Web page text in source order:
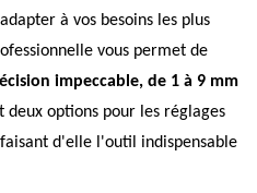
à vos besoins les plus
vous permet de
impeccable, de 1 à 9 mm
deux options pour les réglages
d'elle l'outil indispensable